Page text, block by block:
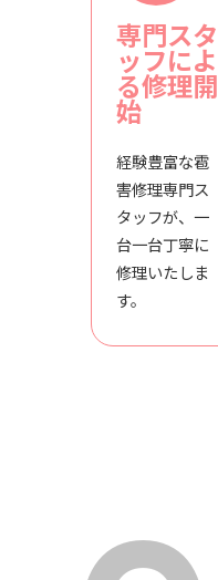
専門スタ
ッフによ
る修理開
始
経験豊富な雹
害修理専門ス
タッフが、一
台一台丁寧に
修理いたしま
す。